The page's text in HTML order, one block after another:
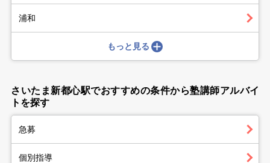
浦和
もっと見る
さいたま新都心駅でおすすめの条件から塾講師アルバイ
トを探す
急募
個別指導